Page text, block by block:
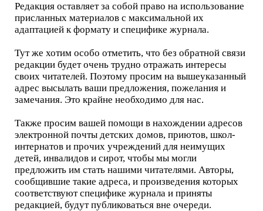
Редакция оставляет за собой право на использование
присланных материалов с максимальной их
адаптацией к формату и специфике журнала.
Тут же хотим особо отметить, что без обратной связи
редакции будет очень трудно отражать интересы
своих читателей. Поэтому просим на вышеуказанный
адрес высылать ваши предложения, пожелания и
замечания. Это крайне необходимо для нас.
Также просим вашей помощи в нахождении адресов
электронной почты детских домов, приютов, школ-
интернатов и прочих учреждений для неимущих
детей, инвалидов и сирот, чтобы мы могли
предложить им стать нашими читателями. Авторы,
сообщившие такие адреса, и произведения которых
соответствуют специфике журнала и приняты
редакцией, будут публиковаться вне очереди.